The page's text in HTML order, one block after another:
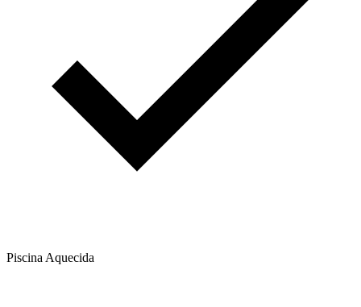
Piscina Aquecida